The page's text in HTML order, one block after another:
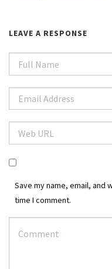
LEAVE A RESPONSE
Save my name, email,
time I comment.